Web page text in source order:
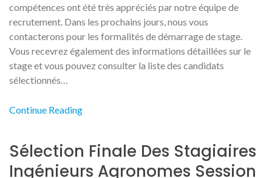
compétences ont été très appréciés par notre équipe de
recrutement. Dans les prochains jours, nous vous
contacterons pour les formalités de démarrage de stage.
Vous recevrez également des informations détaillées sur le
stage et vous pouvez consulter la liste des candidats
sélectionnés…
Continue Reading
Sélection Finale Des Stagiaires
Ingénieurs Agronomes Session